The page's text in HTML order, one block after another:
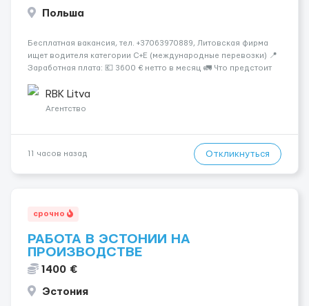
Польша
Бесплатная вакансия, тел. +37063970889, Литовская фирма
ищет водителя категории C+E (международные перевозки) 📍
Заработная плата: 💶 3600 € нетто в месяц 🚛 Что предстоит
рефрижераторах. В среднем 400–500 км в день. Погрузки и
разгрузки...
RBK Litva
Агентство
11 часов назад Откликнуться
срочно
РАБОТА В ЭСТОНИИ НА
ПРОИЗВОДСТВЕ
1400 €
Эстония